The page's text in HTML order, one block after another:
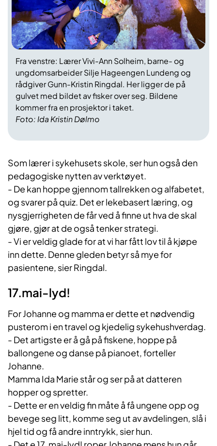
Foto: Ida Kristin Dølmo
Fra venstre: Lærer Vivi-Ann Solheim, barne- og
ungdomsarbeider Silje Hageengen Lundeng og
rådgiver Gunn-Kristin Ringdal. Her ligger de på
gulvet med bildet av fisker over seg. Bildene
kommer fra en prosjektor i taket.
Som lærer i sykehusets skole, ser hun også den
pedagogiske nytten av verktøyet.
- De kan hoppe gjennom tallrekken og alfabetet,
og svarer på quiz. Det er lekebasert læring, og
nysgjerrigheten de får ved å finne ut hva de skal
gjøre, gjør at de også tenker strategi.
- Vi er veldig glade for at vi har fått lov til å kjøpe
inn dette. Denne gleden betyr så mye for
pasientene, sier Ringdal.
17.mai-lyd!
For Johanne og mamma er dette et nødvendig
pusterom i en travel og kjedelig sykehushverdag.
- Det artigste er å gå på fiskene, hoppe på
ballongene og danse på pianoet, forteller
Johanne.
Mamma Ida Marie står og ser på at datteren
hopper og spretter.
- Dette er en veldig fin måte å få ungene opp og
bevege seg litt, komme seg ut av avdelingen, slå i
hjel tid og få andre inntrykk, sier hun.